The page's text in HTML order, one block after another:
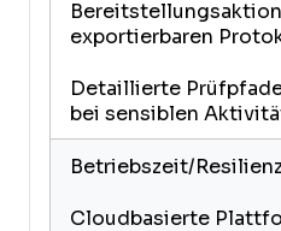
exportierbaren
Detaillierte
bei sensiblen
Betriebszeit/Resilienz
Cloudbasierte